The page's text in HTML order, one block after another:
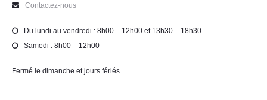
Contactez-nous
Du lundi au vendredi : 8h00 – 12h00 et 13h30 – 18h30
Samedi : 8h00 – 12h00
Fermé le dimanche et jours fériés